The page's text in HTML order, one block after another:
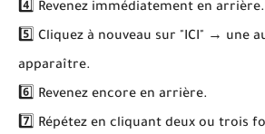
4️⃣ Revenez immédiatement en arrière.
5️⃣ Cliquez à nouveau sur "ICI" → une
apparaître.
6️⃣ Revenez encore en arrière.
7️⃣ Répétez en cliquant deux ou trois